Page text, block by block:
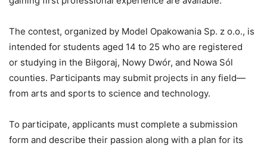
The contest, organized by Model Opakowania Sp. z o.o., is
intended for students aged 14 to 25 who are registered
or studying in the Biłgoraj, Nowy Dwór, and Nowa Sól
counties. Participants may submit projects in any field—
from arts and sports to science and technology.
To participate, applicants must complete a submission
form and describe their passion along with a plan for its